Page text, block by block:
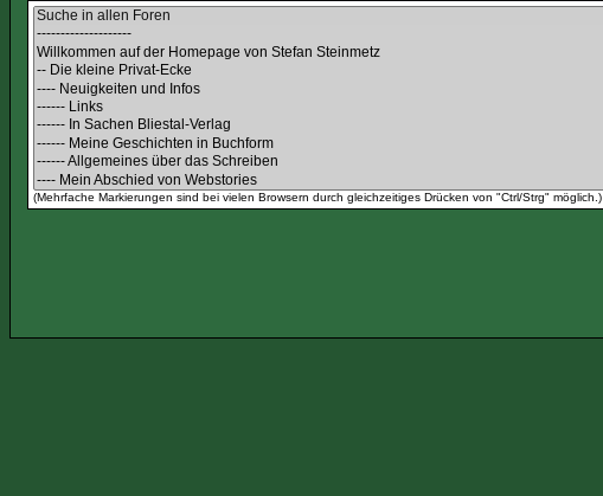
(Mehrfache Markierungen sind bei vielen Browsern durch gleichzeitiges Drücken von "Ctrl/Strg" möglich.)